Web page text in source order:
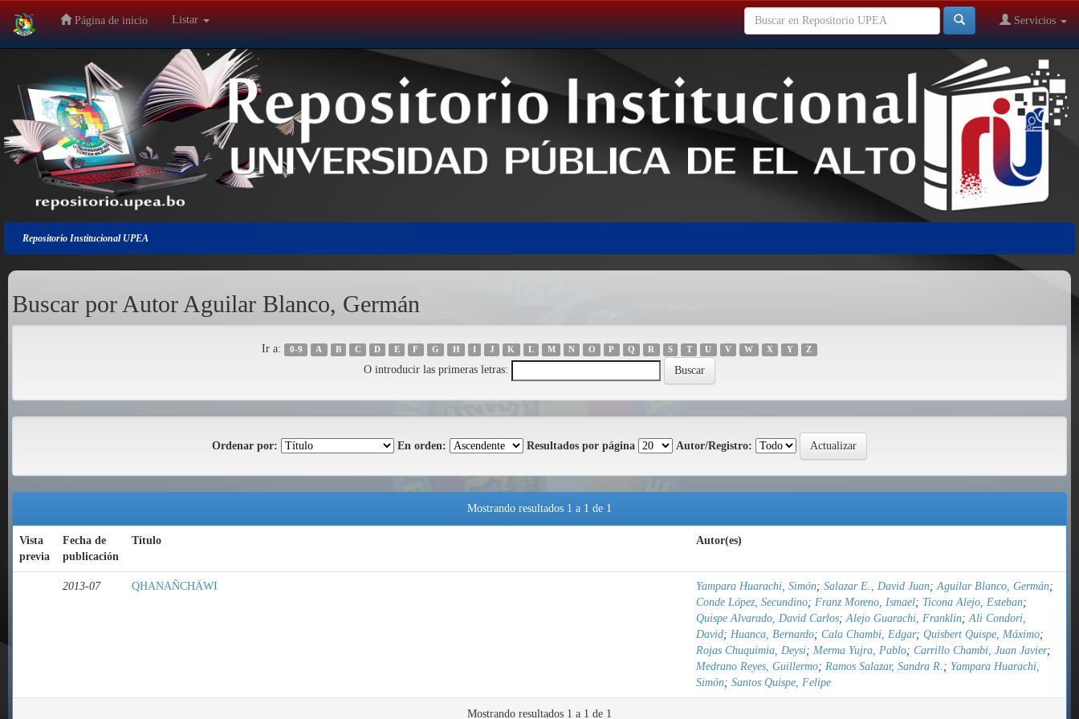
Salir
navegación
Página de inicio Listar Servicios
Repositorio Institucional UPEA
Buscar por Autor Aguilar Blanco, Germán
Ir a: 0-9 A B C D E F G H I J K L M N O P Q R S T U V W X Y Z
O introducir las primeras letras:
Ordenar por: En orden: Resultados por página Autor/Registro:
Mostrando resultados 1 a 1 de 1
Vista
previa
Fecha de
publicación
Título Autor(es)
2013-07 QHANAÑCHÄWI Yampara Huarachi, Simón; Salazar E., David Juan;Aguilar Blanco, Germán;
Conde López, Secundino; Franz Moreno, Ismael; Ticona Alejo, Esteban;
Quispe Alvarado, David Carlos;Alejo Guarachi, Franklin;Ali Condori,
David; Huanca, Bernardo; Cala Chambi, Edgar; Quisbert Quispe, Máximo;
Rojas Chuquimia, Deysi; Merma Yujra, Pablo; Carrillo Chambi, Juan Javier;
Medrano Reyes, Guillermo; Ramos Salazar, Sandra R. ; Yampara Huarachi,
Simón; Santos Quispe, Felipe
Mostrando resultados 1 a 1 de 1